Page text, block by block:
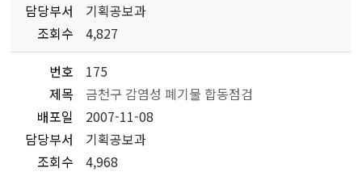
담당부서
기획공보과
조회수
4,827
번호
175
제목
금천구 감염성 폐기물 합동점검
배포일
2007-11-08
담당부서
기획공보과
조회수
4,968